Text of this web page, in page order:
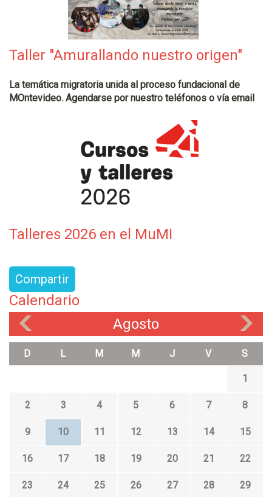
Taller "Amurallando nuestro origen"
La temática migratoria unida al proceso fundacional de
MOntevideo. Agendarse por nuestro teléfonos o vía email
Talleres 2026 en el MuMI
Compartir
Calendario
Agosto
D L M M J V S
1
2 3 4 5 6 7 8
9 10 11 12 13 14 15
16 17 18 19 20 21 22
23 24 25 26 27 28 29